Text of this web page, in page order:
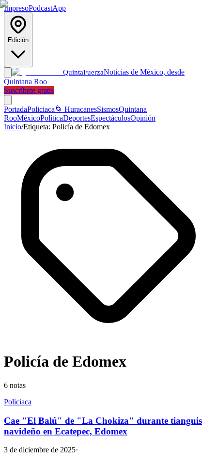
ImpresoPodcastApp
Edición
QuintaFuerzaNoticias de México, desde
Quintana Roo
Suscríbete gratis
PortadaPoliciaca 🌀 HuracanesSismosQuintana
RooMéxicoPolíticaDeportesEspectáculosOpinión
Inicio/Etiqueta: Policía de Edomex
Policía de Edomex
6 notas
Policiaca
Cae "El Balú" de "La Chokiza" durante tianguis
navideño en Ecatepec, Edomex
3 de diciembre de 2025·